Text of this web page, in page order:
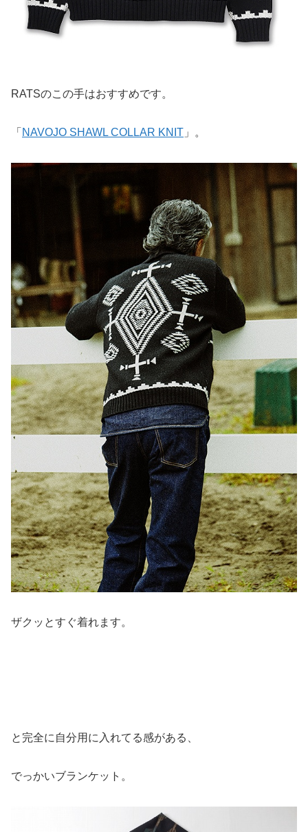
RATSのこの手はおすすめです。
「 NAVOJO SHAWL COLLAR KNIT 」。
ザクッとすぐ着れます。
と完全に自分用に入れてる感がある、
でっかいブランケット。